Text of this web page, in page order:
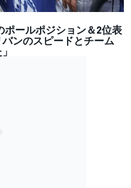
ポールポジション＆2位表
ンのスピードとチーム